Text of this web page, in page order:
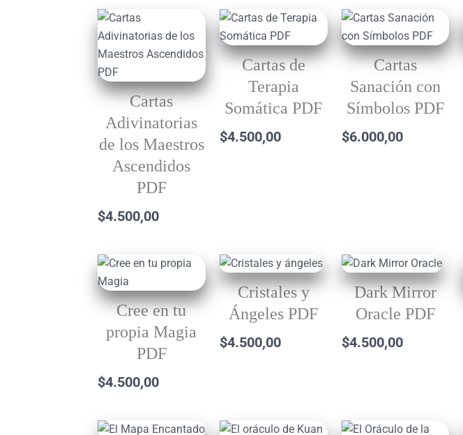
Cartas
Adivinatorias
de los Maestros
Ascendidos
PDF
$4.500,00
Cartas de
Terapia
Somática PDF
$4.500,00
Cartas
Sanación con
Símbolos PDF
$6.000,00
Cree en tu
propia Magia
PDF
$4.500,00
Cristales y
Ángeles PDF
$4.500,00
Dark Mirror
Oracle PDF
$4.500,00